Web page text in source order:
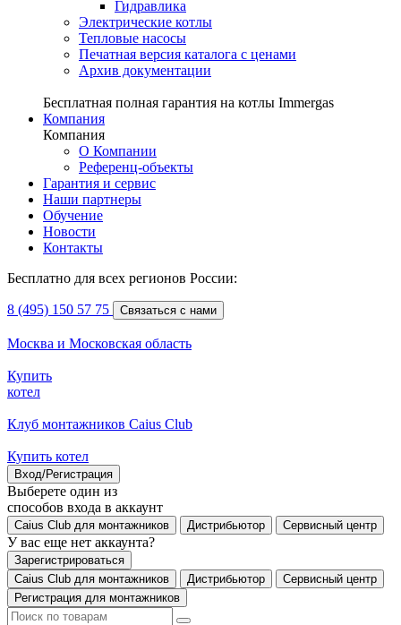
Гидравлика
Электрические котлы
Тепловые насосы
Печатная версия каталога с ценами
Архив документации
Бесплатная полная гарантия на котлы Immergas
Компания
Компания
О Компании
Референц-объекты
Гарантия и сервис
Наши партнеры
Обучение
Новости
Контакты
Бесплатно для всех регионов России:
8 (495) 150 57 75 Связаться с нами
Москва и Московская область
Купить
котел
Клуб монтажников Caius Club
Купить котел
Вход/Регистрация
Выберете один из
способов входа в аккаунт
Caius Club для монтажников Дистрибьютор Сервисный центр
У вас еще нет аккаунта?
Зарегистрироваться
Caius Club для монтажников
Дистрибьютор
Сервисный центр
Регистрация для монтажников